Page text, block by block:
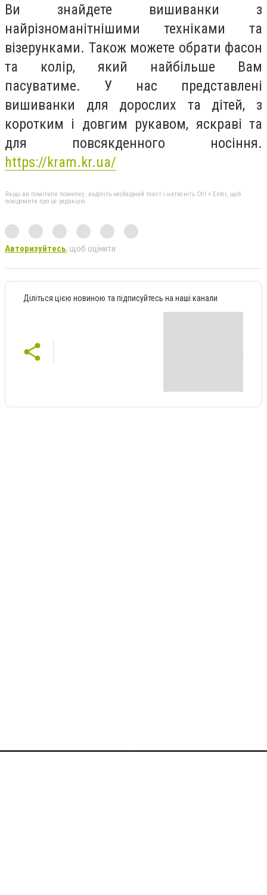
Ви знайдете вишиванки з
найрізноманітнішими техніками та
візерунками. Також можете обрати фасон
та колір, який найбільше Вам
пасуватиме. У нас представлені
вишиванки для дорослих та дітей, з
коротким і довгим рукавом, яскраві та
для повсякденного носіння.
https://kram.kr.ua/
Якщо ви помітили помилку, виділіть необхідний текст і натисніть Ctrl + Enter, щоб
повідомити про це редакцію
Авторизуйтесь, щоб оцінити
Діліться цією новиною та підписуйтесь на наші канали